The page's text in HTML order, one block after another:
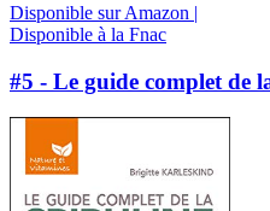
Disponible sur Amazon |
Disponible à la Fnac
#5 - Le guide complet de